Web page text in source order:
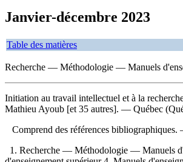
Janvier-décembre 2023
Table des matières
Recherche — Méthodologie — Manuels
Initiation au travail intellectuel et à la
Mathieu Ayoub [et 35 autres]. — Québec
Comprend des références
1. Recherche — Méthodologie — Manuels